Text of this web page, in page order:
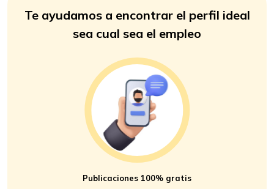
Te ayudamos a encontrar el perfil ideal
sea cual sea el empleo
Publicaciones 100% gratis